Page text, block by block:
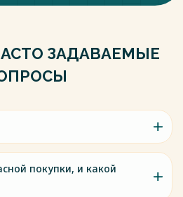
ЗАДАВАЕМЫЕ
покупки, и какой